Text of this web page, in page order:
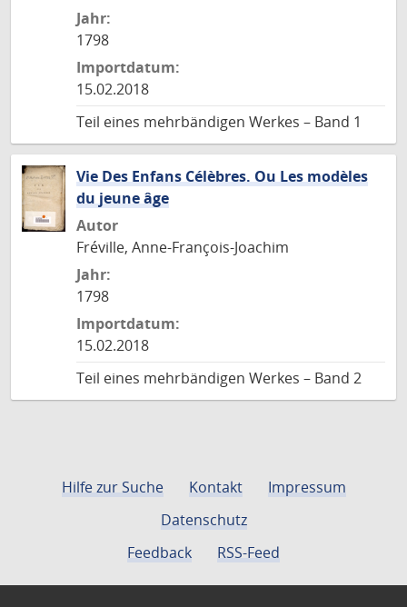
Jahr:
1798
Importdatum:
15.02.2018
Teil eines mehrbändigen Werkes – Band 1
Vie Des Enfans Célèbres. Ou Les modèles
du jeune âge
Autor
Fréville, Anne-François-Joachim
Jahr:
1798
Importdatum:
15.02.2018
Teil eines mehrbändigen Werkes – Band 2
Hilfe zur Suche Kontakt
Impressum
Datenschutz
Feedback
RSS-Feed